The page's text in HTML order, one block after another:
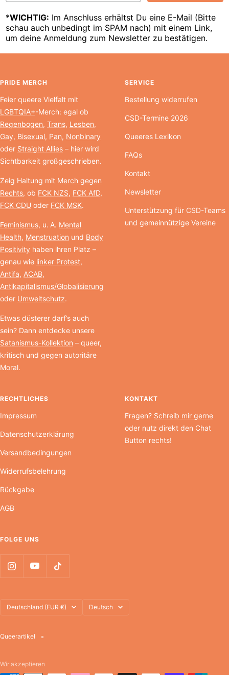
*WICHTIG: Im Anschluss erhältst Du eine E-Mail (Bitte
schau auch unbedingt im SPAM nach) mit einem Link,
um deine Anmeldung zum Newsletter zu bestätigen.
PRIDE MERCH
Feier queere Vielfalt mit
LGBTQIA+-Merch: egal ob
Regenbogen, Trans, Lesben,
Gay, Bisexual, Pan, Nonbinary
oder Straight Allies – hier wird
Sichtbarkeit großgeschrieben.
Zeig Haltung mit Merch gegen
Rechts, ob FCK NZS, FCK AfD,
FCK CDU oder FCK MSK.
Feminismus, u. A. Mental
Health, Menstruation und Body
Positivity haben ihren Platz –
genau wie linker Protest,
Antifa, ACAB,
Antikapitalismus/Globalisierung
oder Umweltschutz.
Etwas düsterer darf’s auch
sein? Dann entdecke unsere
Satanismus-Kollektion – queer,
kritisch und gegen autoritäre
Moral.
SERVICE
Bestellung widerrufen
CSD-Termine 2026
Queeres Lexikon
FAQs
Kontakt
Newsletter
Unterstützung für CSD-Teams
und gemeinnützige Vereine
RECHTLICHES
Impressum
Datenschutzerklärung
Versandbedingungen
Widerrufsbelehrung
Rückgabe
AGB
KONTAKT
Fragen? Schreib mir gerne
oder nutz direkt den Chat
Button rechts!
FOLGE UNS
Land/Region
Deutschland (EUR €) Sprache
Deutsch
Queerartikel
Wir akzeptieren